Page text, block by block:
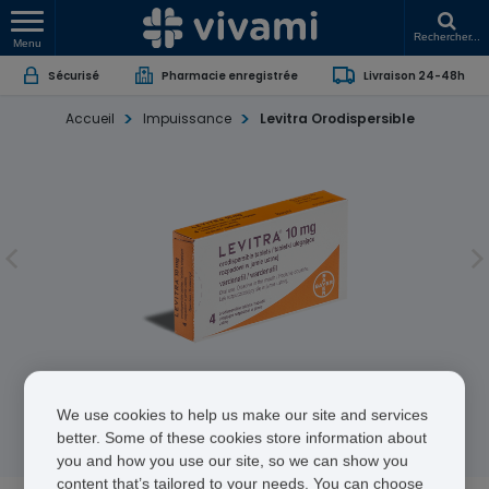
Menu
Rechercher...
Sécurisé Pharmacie enregistrée Livraison 24-48h
Accueil Impuissance Levitra Orodispersible
Vardenafil Hydrochloride
We use cookies to help us make our site and services
better. Some of these cookies store information about
you and how you use our site, so we can show you
content that’s tailored to your needs. You can choose